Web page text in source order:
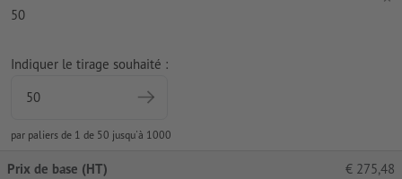
50
Indiquer le tirage souhaité :
par paliers de 1 de 50 jusqu'à 1000
Prix de base (HT) € 275,48